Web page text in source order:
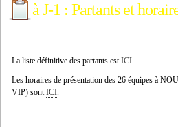
à J-1 : Partants et
La liste définitive des partants estICI.
Les horaires de présentation des 26 équipes à
VIP) sontICI.